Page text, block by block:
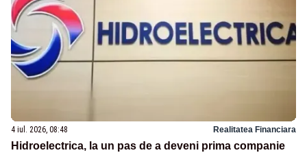
4 iul. 2026, 08:48 Realitatea Financiara
Hidroelectrica, la un pas de a deveni prima companie